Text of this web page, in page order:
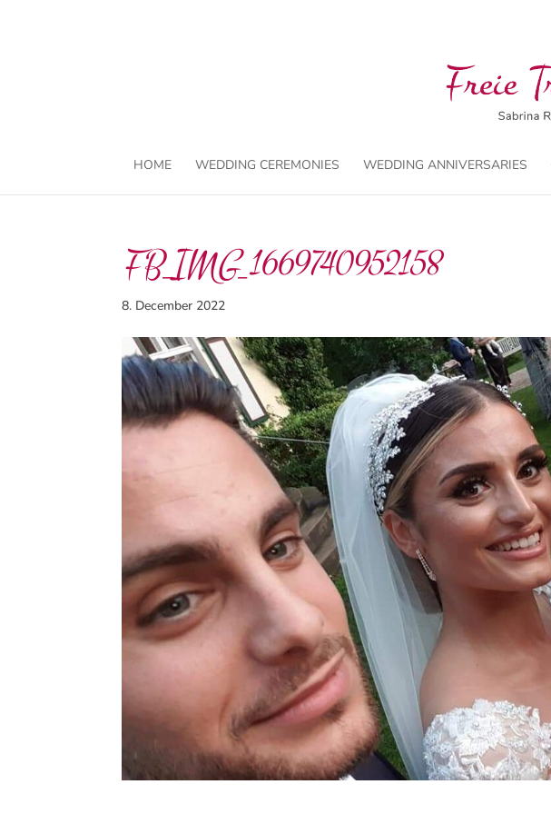
HOME WEDDING CEREMONIES WEDDING ANNIVERSARIES
FB_IMG_1669740952158
8. December 2022